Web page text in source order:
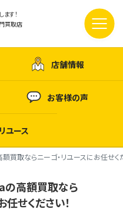
す！
買取店
店舗情報
お客様の声
ユース
買取ならニーゴ・リユースにお任せく
高額買取なら
せください！